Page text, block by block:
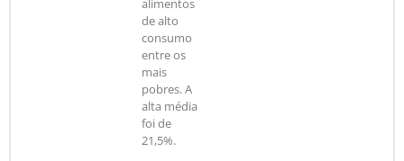
alimentos
de alto
consumo
entre os
mais
pobres. A
alta média
foi de
21,5%.